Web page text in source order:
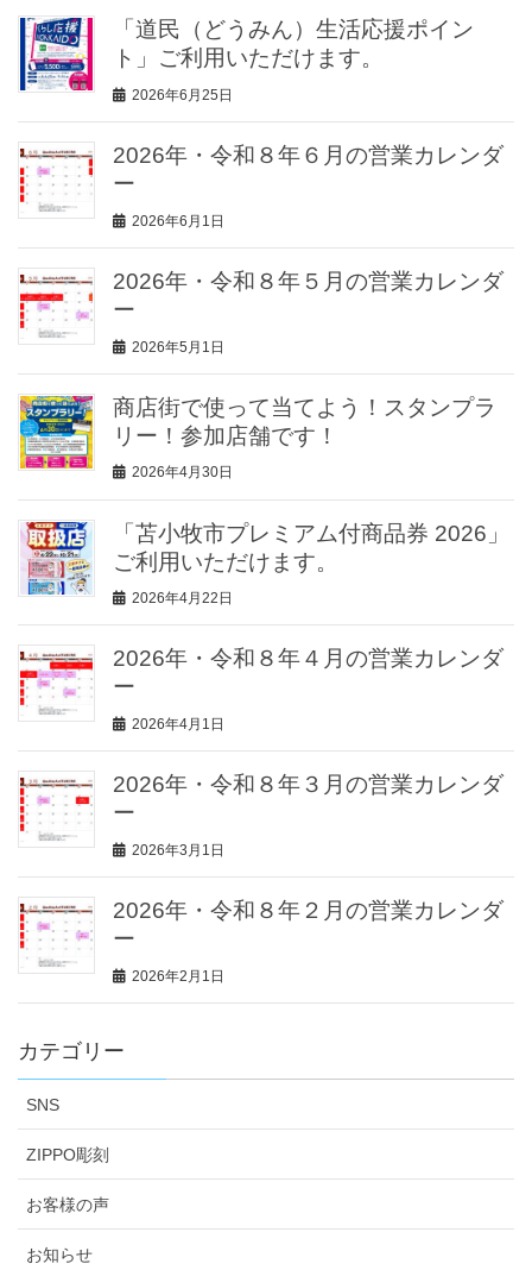
「道民（どうみん）生活応援ポイン
ト」ご利用いただけます。
2026年6月25日
2026年・令和８年６月の営業カレンダ
ー
2026年6月1日
2026年・令和８年５月の営業カレンダ
ー
2026年5月1日
商店街で使って当てよう！スタンプラ
リー！参加店舗です！
2026年4月30日
「苫小牧市プレミアム付商品券 2026」
ご利用いただけます。
2026年4月22日
2026年・令和８年４月の営業カレンダ
ー
2026年4月1日
2026年・令和８年３月の営業カレンダ
ー
2026年3月1日
2026年・令和８年２月の営業カレンダ
ー
2026年2月1日
カテゴリー
SNS
ZIPPO彫刻
お客様の声
お知らせ